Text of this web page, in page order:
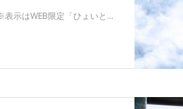
7/5～9/21の土・日曜、祝日の指定日 ※表示はWEB限定「ひょいと遊覧セール」運賃